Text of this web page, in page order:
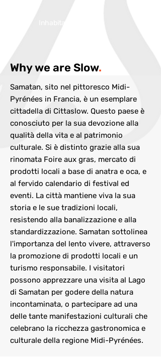
Why we are Slow.
Samatan, sito nel pittoresco Midi-
Pyrénées in Francia, è un esemplare
cittadella di Cittaslow. Questo paese è
conosciuto per la sua devozione alla
qualità della vita e al patrimonio
culturale. Si è distinto grazie alla sua
rinomata Foire aux gras, mercato di
prodotti locali a base di anatra e oca, e
al fervido calendario di festival ed
eventi. La città mantiene viva la sua
storia e le sue tradizioni locali,
resistendo alla banalizzazione e alla
standardizzazione. Samatan sottolinea
l'importanza del lento vivere, attraverso
la promozione di prodotti locali e un
turismo responsabile. I visitatori
possono apprezzare una visita al Lago
di Samatan per godere della natura
incontaminata, o partecipare ad una
delle tante manifestazioni culturali che
celebrano la ricchezza gastronomica e
culturale della regione Midi-Pyrénées.